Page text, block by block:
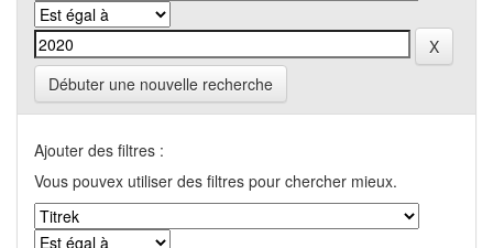
Débuter une nouvelle recherche
Ajouter des filtres :
Vous pouvex utiliser des filtres pour chercher mieux.